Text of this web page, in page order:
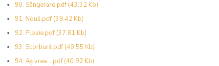
90. Sângerare.pdf (43.32 Kb)
91. Nouă.pdf (39.42 Kb)
92. Ploaie.pdf (37.81 Kb)
93. Scorbură.pdf (40.55 Kb)
94. Aș vrea....pdf (40.92 Kb)